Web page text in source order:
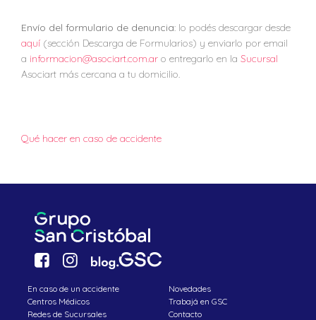
Envío del formulario de denuncia: lo podés descargar desde
aquí (sección Descarga de Formularios) y enviarlo por email
a informacion@asociart.com.ar o entregarlo en la Sucursal
Asociart más cercana a tu domicilio.
Qué hacer en caso de accidente
En caso de un accidente
Centros Médicos
Redes de Sucursales
Novedades
Trabajá en GSC
Contacto